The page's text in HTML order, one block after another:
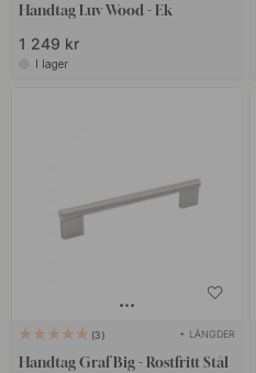
Handtag Luv Wood - Ek
1 249 kr
I lager
3 + LÄNGDER
Handtag Graf Big - Rostfritt Stål